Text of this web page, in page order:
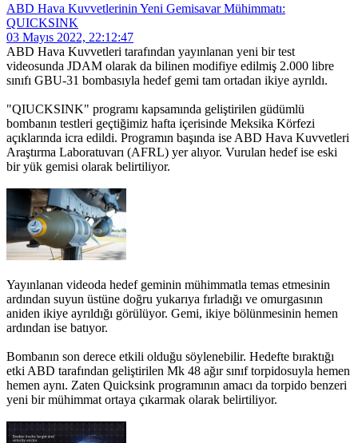
ABD Hava Kuvvetlerinin Yeni Gemisavar Mühimmatı:
QUICKSINK
03 Mayıs 2022, 22:12:47
ABD Hava Kuvvetleri tarafından yayınlanan yeni bir test
videosunda JDAM olarak da bilinen modifiye edilmiş 2.000 libre
sınıfı GBU-31 bombasıyla hedef gemi tam ortadan ikiye ayrıldı.
"QIUCKSINK" programı kapsamında geliştirilen güdümlü
bombanın testleri geçtiğimiz hafta içerisinde Meksika Körfezi
açıklarında icra edildi. Programın başında ise ABD Hava Kuvvetleri
Araştırma Laboratuvarı (AFRL) yer alıyor. Vurulan hedef ise eski
bir yük gemisi olarak belirtiliyor.
Yayınlanan videoda hedef geminin mühimmatla temas etmesinin
ardından suyun üstüne doğru yukarıya fırladığı ve omurgasının
aniden ikiye ayrıldığı görülüyor. Gemi, ikiye bölünmesinin hemen
ardından ise batıyor.
Bombanın son derece etkili olduğu söylenebilir. Hedefte bıraktığı
etki ABD tarafından geliştirilen Mk 48 ağır sınıf torpidosuyla hemen
hemen aynı. Zaten Quicksink programının amacı da torpido benzeri
yeni bir mühimmat ortaya çıkarmak olarak belirtiliyor.